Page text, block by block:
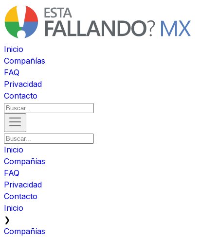
Inicio
Compañías
FAQ
Privacidad
Contacto
Inicio
Compañías
FAQ
Privacidad
Contacto
Inicio
❯
Compañías